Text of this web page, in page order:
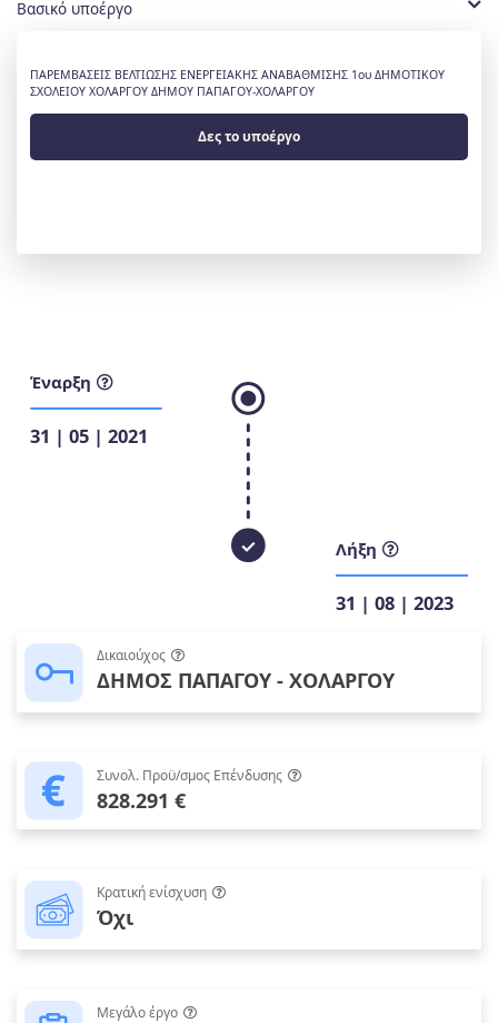
Βασικό υποέργο
ΠΑΡΕΜΒΑΣΕΙΣ ΒΕΛΤΙΩΣΗΣ ΕΝΕΡΓΕΙΑΚΗΣ ΑΝΑΒΑΘΜΙΣΗΣ 1ου ΔΗΜΟΤΙΚΟΥ
ΣΧΟΛΕΙΟΥ ΧΟΛΑΡΓΟΥ ΔΗΜΟΥ ΠΑΠΑΓΟΥ-ΧΟΛΑΡΓΟΥ
Δες το υποέργο
Έναρξη
31 | 05 | 2021
Λήξη
31 | 08 | 2023
Δικαιούχος
ΔΗΜΟΣ ΠΑΠΑΓΟΥ - ΧΟΛΑΡΓΟΥ
Συνολ. Προϋ/σμος Επένδυσης
828.291 €
Κρατική ενίσχυση
Όχι
Μεγάλο έργο